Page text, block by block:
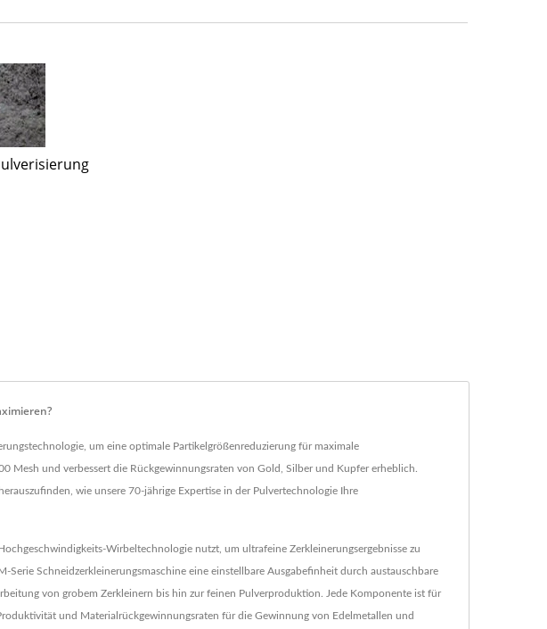
um eine optimale Partikelgrößenreduzierung für maximale
Mesh und verbessert die Rückgewinnungsraten von Gold, Silber und Kupfer erheblich.
wie unsere 70-jährige Expertise in der Pulvertechnologie Ihre
Wirbeltechnologie nutzt, um ultrafeine Zerkleinerungsergebnisse zu
Schneidzerkleinerungsmaschine eine einstellbare Ausgabefinheit durch austauschbare
von grobem Zerkleinern bis hin zur feinen Pulverproduktion. Jede Komponente ist für
und Materialrückgewinnungsraten für die Gewinnung von Edelmetallen und